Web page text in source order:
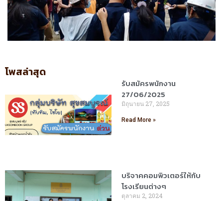
โพสล่าสุด
รับสมัครพนักงาน
27/06/2025
มิถุนายน 27, 2025
Read More »
บริจาคคอมพิวเตอร์ให้กับ
โรงเรียนต่างๆ
ตุลาคม 2, 2024